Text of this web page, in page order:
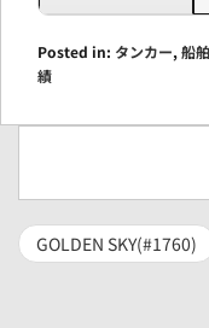
Posted in: タンカー, 船
績
GOLDEN SKY(#1760)